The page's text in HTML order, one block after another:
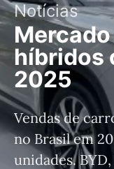
Notícias
híbridos
2025
Vendas de
no Brasil em
unidades.